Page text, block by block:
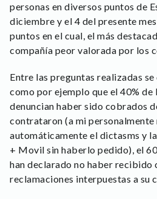
personas en diversos puntos de
diciembre y el 4 del presente
puntos en el cual, el más
compañía peor valorada por los
Entre las preguntas realizadas
como por ejemplo que el 40% de
denuncian haber sido cobrados
contrataron (a mi
automáticamente el dictasms y
+ Movil sin haberlo pedido), el
han declarado no haber recibido
reclamaciones interpuestas a su